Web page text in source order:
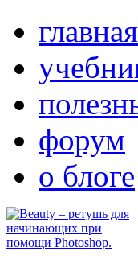
главная
форум
о блоге